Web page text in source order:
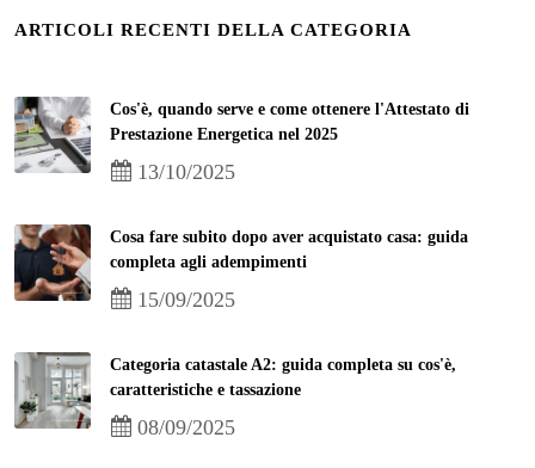
ARTICOLI RECENTI DELLA CATEGORIA
Cos'è, quando serve e come ottenere l'Attestato di
Prestazione Energetica nel 2025
13/10/2025
Cosa fare subito dopo aver acquistato casa: guida
completa agli adempimenti
15/09/2025
Categoria catastale A2: guida completa su cos'è,
caratteristiche e tassazione
08/09/2025